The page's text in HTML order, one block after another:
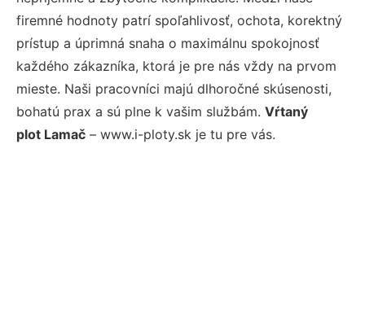
firemné hodnoty patrí spoľahlivosť, ochota, korektný
prístup a úprimná snaha o maximálnu spokojnosť
každého zákazníka, ktorá je pre nás vždy na prvom
mieste. Naši pracovníci majú dlhoročné skúsenosti,
bohatú prax a sú plne k vašim službám. Vŕtaný
plot Lamač – www.i-ploty.sk je tu pre vás.